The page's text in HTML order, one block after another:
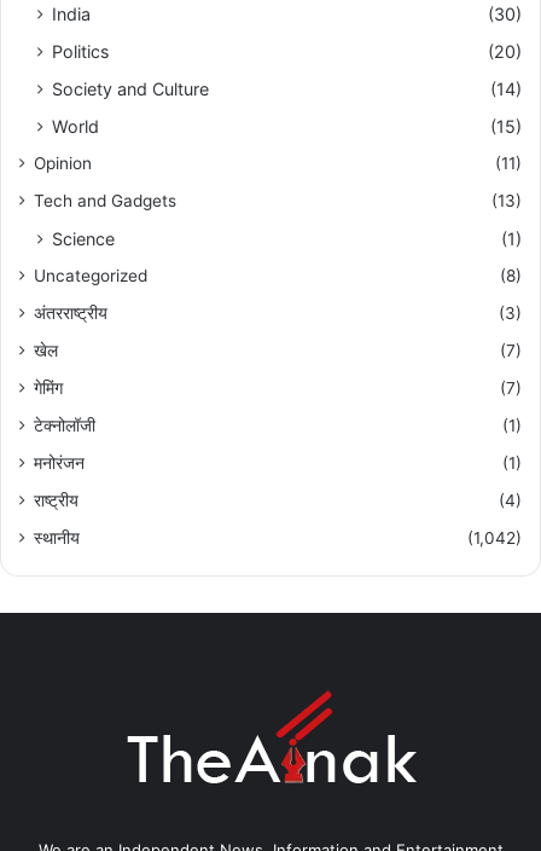
India
(30)
Politics
(20)
Society and Culture
(14)
World
(15)
Opinion
(11)
Tech and Gadgets
(13)
Science (1)
Uncategorized
(8)
अंतरराष्ट्रीय
(3)
खेल
(7)
गेमिंग
(7)
टेक्नोलॉजी
(1)
मनोरंजन
(1)
राष्ट्रीय
(4)
स्थानीय
(1,042)